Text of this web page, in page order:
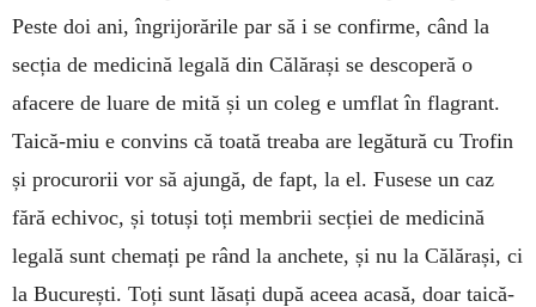
Peste doi ani, îngrijorările par să i se confirme, când la
secția de medicină legală din Călărași se descoperă o
afacere de luare de mită și un coleg e umflat în flagrant.
Taică-miu e convins că toată treaba are legătură cu Trofin
și procurorii vor să ajungă, de fapt, la el. Fusese un caz
fără echivoc, și totuși toți membrii secției de medicină
legală sunt chemați pe rând la anchete, și nu la Călărași, ci
la București. Toți sunt lăsați după aceea acasă, doar taică-